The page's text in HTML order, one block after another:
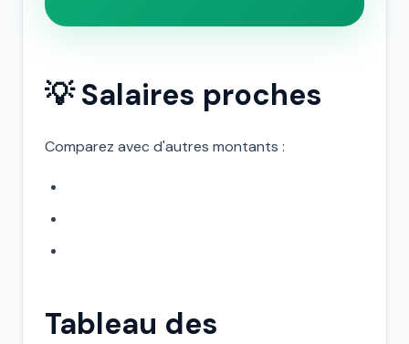
💡 Salaires proches
Comparez avec d'autres montants :
Tableau des